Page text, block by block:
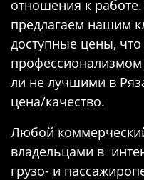
отношения к
предлагаем нашим
доступные цены,
профессионализмом
ли не лучшими в
цена/качество.
Любой
владельцами в
грузо- и